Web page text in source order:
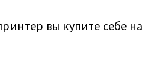
вы купите себе на